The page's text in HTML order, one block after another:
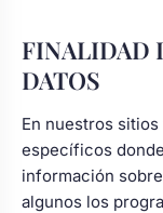
alianzas
muñecas
Perchas
Rasca y
Neceseres
FINALIDAD
DATOS
En nuestros
específicos
información
algunos los